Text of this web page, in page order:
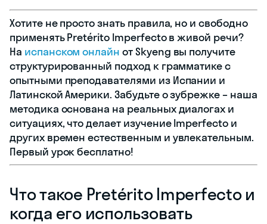
Хотите не просто знать правила, но и свободно
применять Pretérito Imperfecto в живой речи?
На испанском онлайн от Skyeng вы получите
структурированный подход к грамматике с
опытными преподавателями из Испании и
Латинской Америки. Забудьте о зубрежке – наша
методика основана на реальных диалогах и
ситуациях, что делает изучение Imperfecto и
других времен естественным и увлекательным.
Первый урок бесплатно!
Что такое Pretérito Imperfecto и
когда его использовать